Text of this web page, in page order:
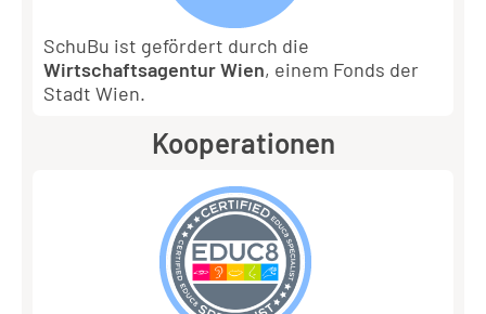
SchuBu ist gefördert durch die
Wirtschaftsagentur Wien, einem Fonds der
Stadt Wien.
Kooperationen